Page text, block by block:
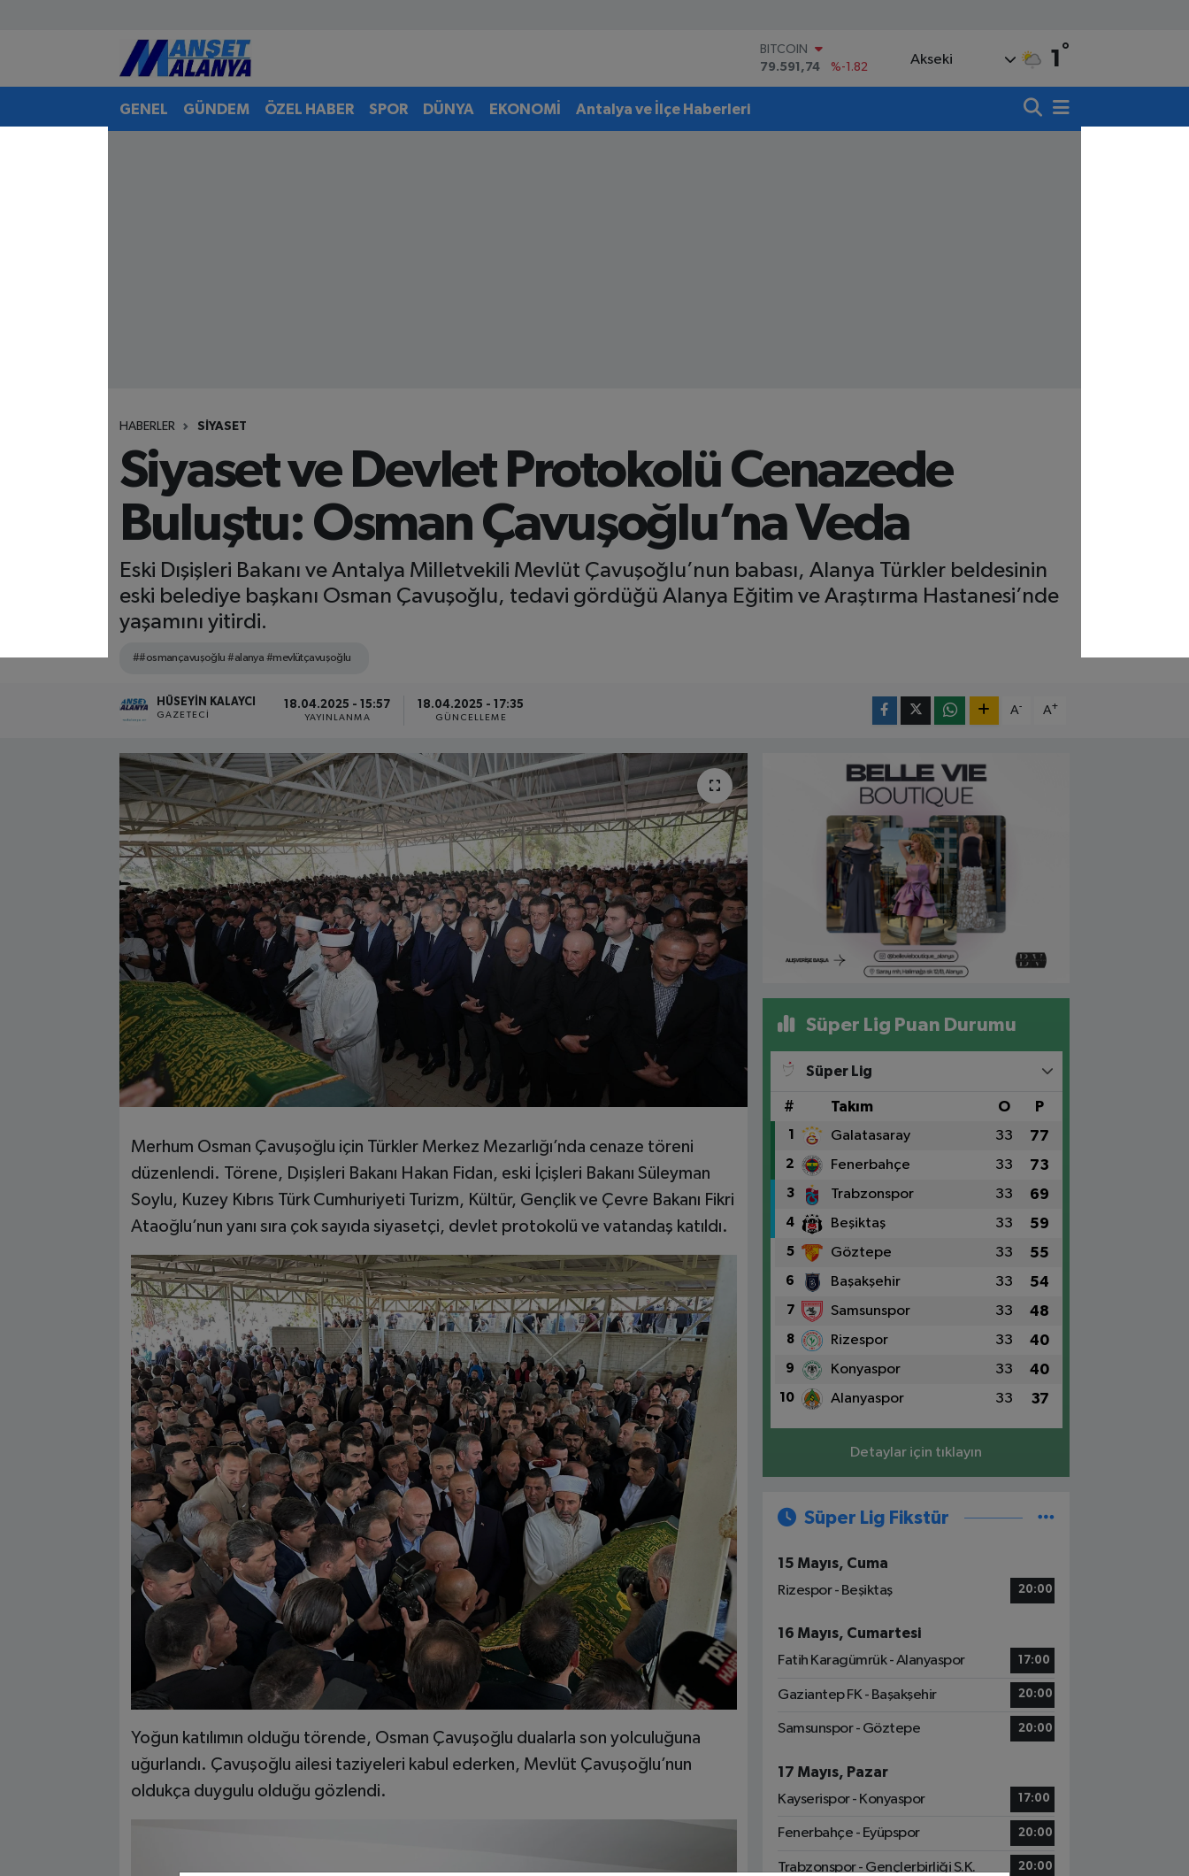
DOLAR
45,43620
%0.02
EURO
Akseki 1 °
GENEL GÜNDEM ÖZEL HABER SPOR DÜNYA EKONOMİ Antalya ve İlçe Haberleri
HABERLER SİYASET
Siyaset ve Devlet Protokolü Cenazede
Buluştu: Osman Çavuşoğlu’na Veda
Eski Dışişleri Bakanı ve Antalya Milletvekili Mevlüt Çavuşoğlu’nun babası, Alanya Türkler beldesinin
eski belediye başkanı Osman Çavuşoğlu, tedavi gördüğü Alanya Eğitim ve Araştırma Hastanesi’nde
yaşamını yitirdi.
##osmançavuşoğlu #alanya #mevlütçavuşoğlu
HÜSEYIN KALAYCI
GAZETECI
18.04.2025 - 15:57
YAYINLANMA
18.04.2025 - 17:35
GÜNCELLEME
A- A+
Merhum Osman Çavuşoğlu için Türkler Merkez Mezarlığı’nda cenaze töreni
düzenlendi. Törene, Dışişleri Bakanı Hakan Fidan, eski İçişleri Bakanı Süleyman
Soylu, Kuzey Kıbrıs Türk Cumhuriyeti Turizm, Kültür, Gençlik ve Çevre Bakanı Fikri
Ataoğlu’nun yanı sıra çok sayıda siyasetçi, devlet protokolü ve vatandaş katıldı.
Yoğun katılımın olduğu törende, Osman Çavuşoğlu dualarla son yolculuğuna
uğurlandı. Çavuşoğlu ailesi taziyeleri kabul ederken, Mevlüt Çavuşoğlu’nun
oldukça duygulu olduğu gözlendi.
Süper Lig Puan Durumu
Süper Lig
# Takım O P
1 Galatasaray 33 77
2 Fenerbahçe 33 73
3 Trabzonspor 33 69
4 Beşiktaş 33 59
5 Göztepe 33 55
6 Başakşehir 33 54
7 Samsunspor 33 48
8 Rizespor 33 40
9 Konyaspor 33 40
10 Alanyaspor 33 37
Detaylar için tıklayın
Süper Lig Fikstür
15 Mayıs, Cuma
Rizespor - Beşiktaş
20:00
16 Mayıs, Cumartesi
Fatih Karagümrük - Alanyaspor
17:00
Gaziantep FK - Başakşehir 20:00
Samsunspor - Göztepe 20:00
17 Mayıs, Pazar
Kayserispor - Konyaspor
17:00
Fenerbahçe - Eyüpspor 20:00
Trabzonspor - Gençlerbirliği S.K. 20:00
Antalya Nöbetçi Eczaneler
Antalya Hava Durumu